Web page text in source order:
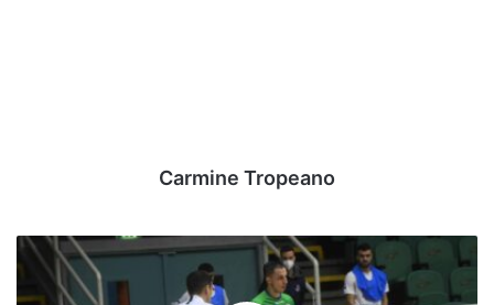
Carmine Tropeano
Mercato
-
Futsal: